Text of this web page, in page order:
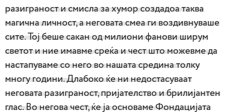
разиграност и смисла за хумор создадоа таква
магична личност, а неговата смеа ги воздивнуваше
сите. Тој беше сакан од милиони фанови ширум
светот и ние имавме среќа и чест што можевме да
настапуваме со него во нашата средина толку
многу години. Длабоко ќе ни недостасуваат
неговата разиграност, пријателство и брилијантен
глас. Во негова чест, ќе ја основаме Фондацијата